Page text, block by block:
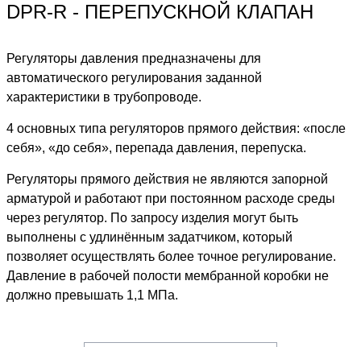
DPR-R - ПЕРЕПУСКНОЙ КЛАПАН
Регуляторы давления предназначены для
автоматического регулирования заданной
характеристики в трубопроводе.
4 основных типа регуляторов прямого действия: «после
себя», «до себя», перепада давления, перепуска.
Регуляторы прямого действия не являются запорной
арматурой и работают при постоянном расходе среды
через регулятор. По запросу изделия могут быть
выполнены с удлинённым задатчиком, который
позволяет осуществлять более точное регулирование.
Давление в рабочей полости мембранной коробки не
должно превышать 1,1 МПа.